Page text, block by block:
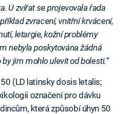
U zvířat se projevovala řada
zvracení, vnitřní krvácení,
letargie, kožní problémy
nebyla poskytována žádná
jim mohlo ulevit od bolesti.“
(LD latinsky dosis letalis;
označení pro dávku
která způsobí úhyn 50